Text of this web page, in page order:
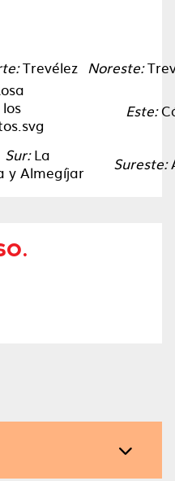
Trevélez Noreste:
Este:
Sur:La
y Almegíjar
Sureste: